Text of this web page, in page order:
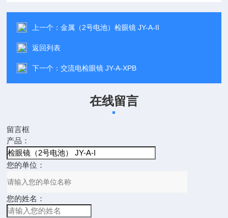
上一个：金属（2号电池）检眼镜 JY-A-II
返回列表
下一个：交流电检眼镜 JY-A-XPB
在线留言
留言框
产品：
您的单位：
您的姓名：